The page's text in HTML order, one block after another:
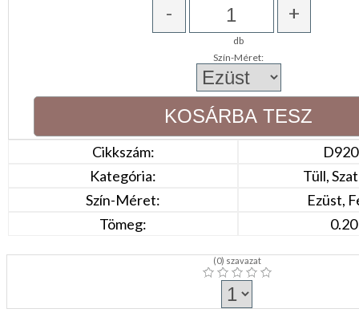
- +
db
Szín-Méret:
Cikkszám:
Kategória:
Tüll,
Szín-Méret:
Ezüst,
Tömeg:
(0) szavazat